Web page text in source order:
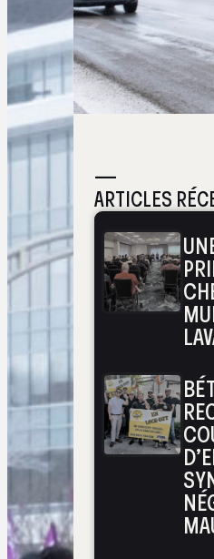
—
ARTICLES